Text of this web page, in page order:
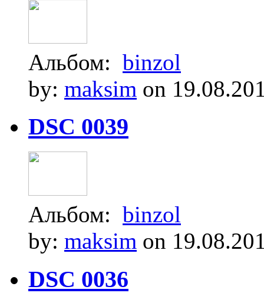
Альбом: binzol
by: maksim on
DSC 0039
Альбом: binzol
by: maksim on
DSC 0036